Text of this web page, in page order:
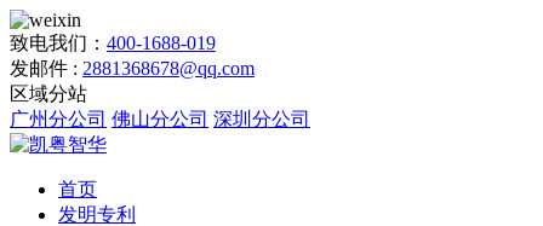
致电我们： 400-1688-019
发邮件 : 2881368678@qq.com
区域分站
广州分公司 佛山分公司 深圳分公司
首页
发明专利